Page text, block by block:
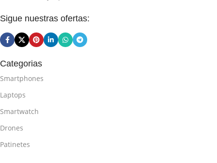
Sigue nuestras ofertas:
Categorias
Smartphones
Laptops
Smartwatch
Drones
Patinetes